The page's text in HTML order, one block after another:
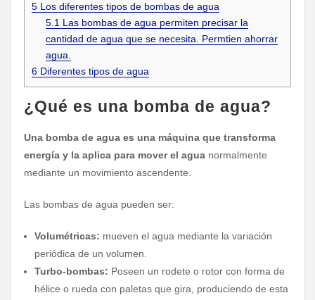
5Los diferentes tipos de bombas de agua
5.1 Las bombas de agua permiten precisar la
cantidad de agua que se necesita. Permtien ahorrar
agua.
6Diferentes tipos de agua
¿Qué es una bomba de agua?
Una bomba de agua es una máquina que transforma
energía y la aplica para mover el aguanormalmente
mediante un movimiento ascendente.
Las bombas de agua pueden ser:
Volumétricas: mueven el agua mediante la variación
periódica de un volumen.
Turbo-bombas: Poseen un rodete o rotor con forma de
hélice o rueda con paletas que gira, produciendo de esta